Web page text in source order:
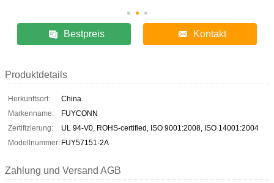
Bestpreis Kontakt
Produktdetails
Herkunftsort:
China
Markenname:
FUYCONN
Zertifizierung:
UL 94-V0, ROHS-certified, ISO 9001:2008, ISO 14001:2004
Modellnummer: FUY57151-2A
Zahlung und Versand AGB